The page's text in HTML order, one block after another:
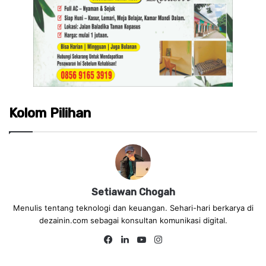
Kolom Pilihan
Setiawan Chogah
Menulis tentang teknologi dan keuangan. Sehari-hari berkarya di
dezainin.com sebagai konsultan komunikasi digital.
Fa
Lin
Yo